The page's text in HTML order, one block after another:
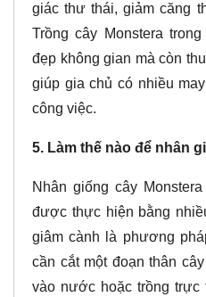
giác thư thái, giảm căng
Trồng cây Monstera
đẹp không gian mà còn
giúp gia chủ có nhiều
công việc.
5. Làm thế nào để nhân
Nhân giống cây
được thực hiện bằng
giâm cành là phương
cần cắt một đoạn thân
vào nước hoặc trồng